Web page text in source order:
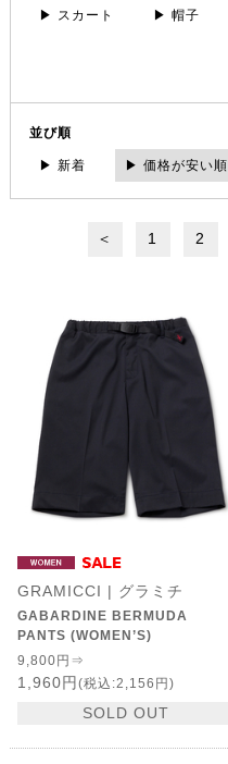
▶ スカート ▶ 帽子
並び順
▶ 新着 ▶ 価格が安い順
＜ 1 2
GRAMICCI | グラミチ
GABARDINE BERMUDA
PANTS (WOMEN’S)
9,800円⇒
1,960円 (税込:2,156円)
SOLD OUT